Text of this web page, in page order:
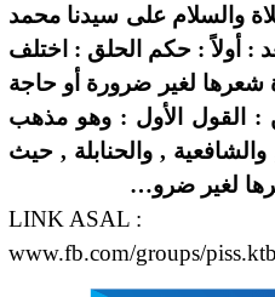
والسلام على سيدنا محمد
: أولاً : حكم الحلق : اختلف
شعرها لغير ضرورة أو حاجة
القول الأول : وهو مذهب
, والحنابلة , حيث
لغير ضرو…
LINK ASAL :
www.fb.com/groups/